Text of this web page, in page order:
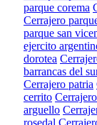
parque corema
Cerrajero
parque san
ejercito
dorotea
barrancas del
Cerrajero patria
cerrito
arguello